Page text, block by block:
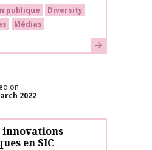
publique
Diversity
Médias
Learn more
on
2022
en SIC